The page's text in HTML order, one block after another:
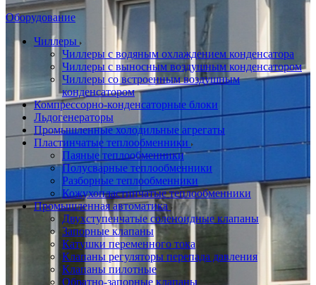
Оборудование
Чиллеры
Чиллеры с водяным охлаждением конденсатора
Чиллеры с выносным воздушным конденсатором
Чиллеры со встроенным воздушным
конденсатором
Компрессорно-конденсаторные блоки
Льдогенераторы
Промышленные холодильные агрегаты
Пластинчатые теплообменники
Паяные теплообменники
Полусварные теплообменники
Разборные теплообменники
Кожухопластинчатые теплообменники
Промышленная автоматика
Двухступенчатые соленоидные клапаны
Запорные клапаны
Катушки переменного тока
Клапаны регуляторы перепада давления
Клапаны пилотные
Обратно-запорные клапаны